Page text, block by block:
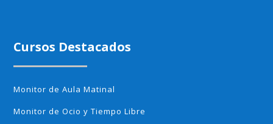
Cursos Destacados
Monitor de Aula Matinal
Monitor de Ocio y Tiempo Libre